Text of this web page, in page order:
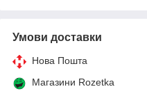
Умови доставки
Нова Пошта
Магазини Rozetka